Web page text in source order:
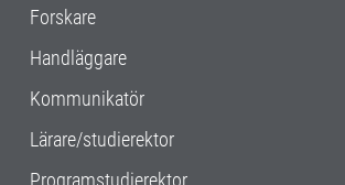
Forskare
Handläggare
Kommunikatör
Lärare/studierektor